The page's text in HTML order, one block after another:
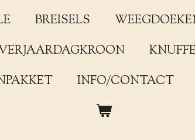
BREISELS
INFO/CONTACT